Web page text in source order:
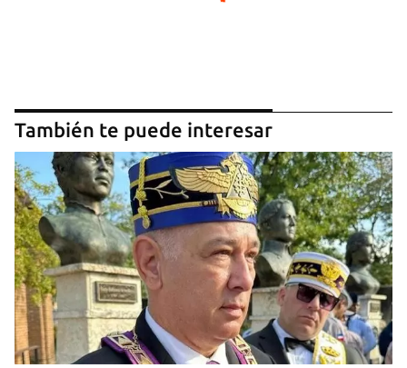
También te puede interesar